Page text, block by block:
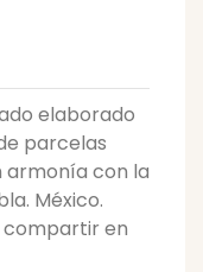
elaborado
parcelas
armonía con la
México.
compartir en